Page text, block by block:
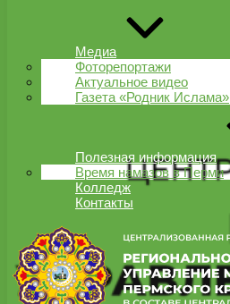
Медиа
Фоторепортажи
Актуальное видео
Газета «Родник Ислама»
Полезная информация
Время намазов в Перми
Колледж
Контакты